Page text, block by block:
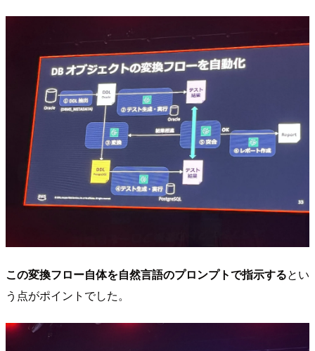
この変換フロー自体を自然言語のプロンプトで指示するとい
う点がポイントでした。